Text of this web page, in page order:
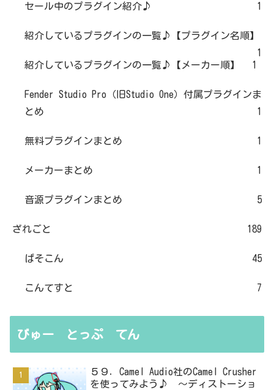
セール中のプラグイン紹介♪ 1
紹介しているプラグインの一覧♪【プラグイン名順】
1
紹介しているプラグインの一覧♪【メーカー順】
1
Fender Studio Pro（旧Studio One）付属プラグインま
とめ
1
無料プラグインまとめ 1
メーカーまとめ 1
音源プラグインまとめ 5
ざれごと 189
ぱそこん 45
こんてすと 7
びゅー とっぷ てん
５９．Camel Audio社のCamel Crusher
を使ってみよう♪ ～ディストーショ